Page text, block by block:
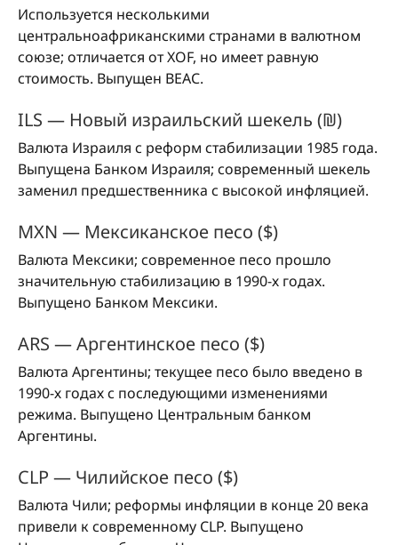
Используется несколькими
центральноафриканскими странами в валютном
союзе; отличается от XOF, но имеет равную
стоимость. Выпущен BEAC.
ILS — Новый израильский шекель (₪)
Валюта Израиля с реформ стабилизации 1985 года.
Выпущена Банком Израиля; современный шекель
заменил предшественника с высокой инфляцией.
MXN — Мексиканское песо ($)
Валюта Мексики; современное песо прошло
значительную стабилизацию в 1990-х годах.
Выпущено Банком Мексики.
ARS — Аргентинское песо ($)
Валюта Аргентины; текущее песо было введено в
1990-х годах с последующими изменениями
режима. Выпущено Центральным банком
Аргентины.
CLP — Чилийское песо ($)
Валюта Чили; реформы инфляции в конце 20 века
привели к современному CLP. Выпущено